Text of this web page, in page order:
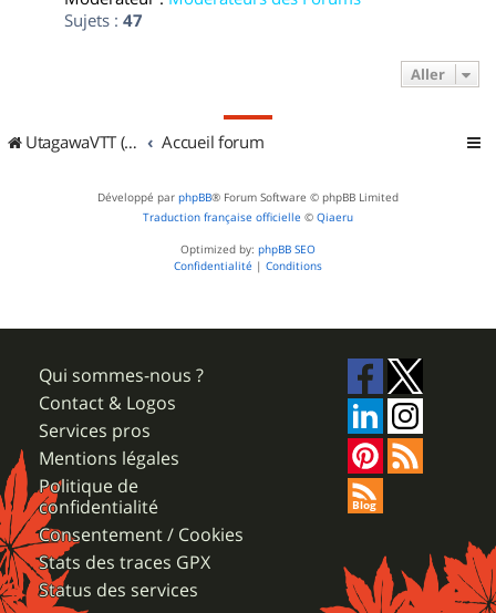
Sujets : 47
Aller
UtagawaVTT (Randos VTT et VTTAE avec traces GPS) Accueil forum
Développé par phpBB® Forum Software © phpBB Limited
Traduction française officielle © Qiaeru
Optimized by: phpBB SEO
Confidentialité | Conditions
Qui sommes-nous ?
Contact & Logos
Services pros
Mentions légales
Politique de
confidentialité
Consentement / Cookies
Stats des traces GPX
Status des services